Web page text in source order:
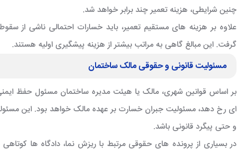
چنین شرایطی، هزینه تعمیر چند برابر خواهد شد.
علاوه بر هزینه های مستقیم تعمیر، باید خسارات احتمالی ناشی از
گرفت. این مبالغ گاهی به مراتب بیشتر از هزینه پیشگیری اولیه هستند.
مسئولیت قانونی و حقوقی مالک ساختمان
بر اساس قوانین شهری، مالک یا هیئت مدیره ساختمان مسئول حفظ
ای رخ دهد، مسئولیت جبران خسارت بر عهده مالک خواهد بود. این
و حتی پیگرد قانونی باشد.
در بسیاری از پرونده های حقوقی مرتبط با ریزش نما، دادگاه ها